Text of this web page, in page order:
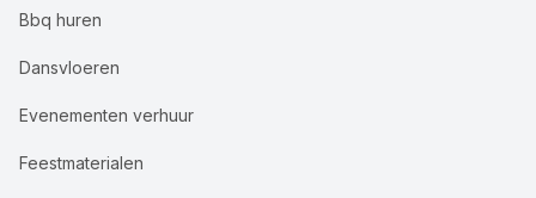
Bbq huren
Dansvloeren
Evenementen verhuur
Feestmaterialen